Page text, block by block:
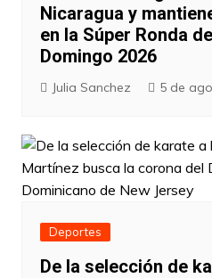
Nicaragua y
en la Súper Ronda
Domingo 2026
Julia Sanchez 5 de
Deportes
De la selección de